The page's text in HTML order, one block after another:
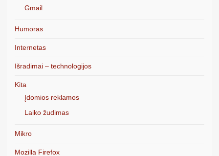
Gmail
Humoras
Internetas
Išradimai – technologijos
Kita
Įdomios reklamos
Laiko žudimas
Mikro
Mozilla Firefox